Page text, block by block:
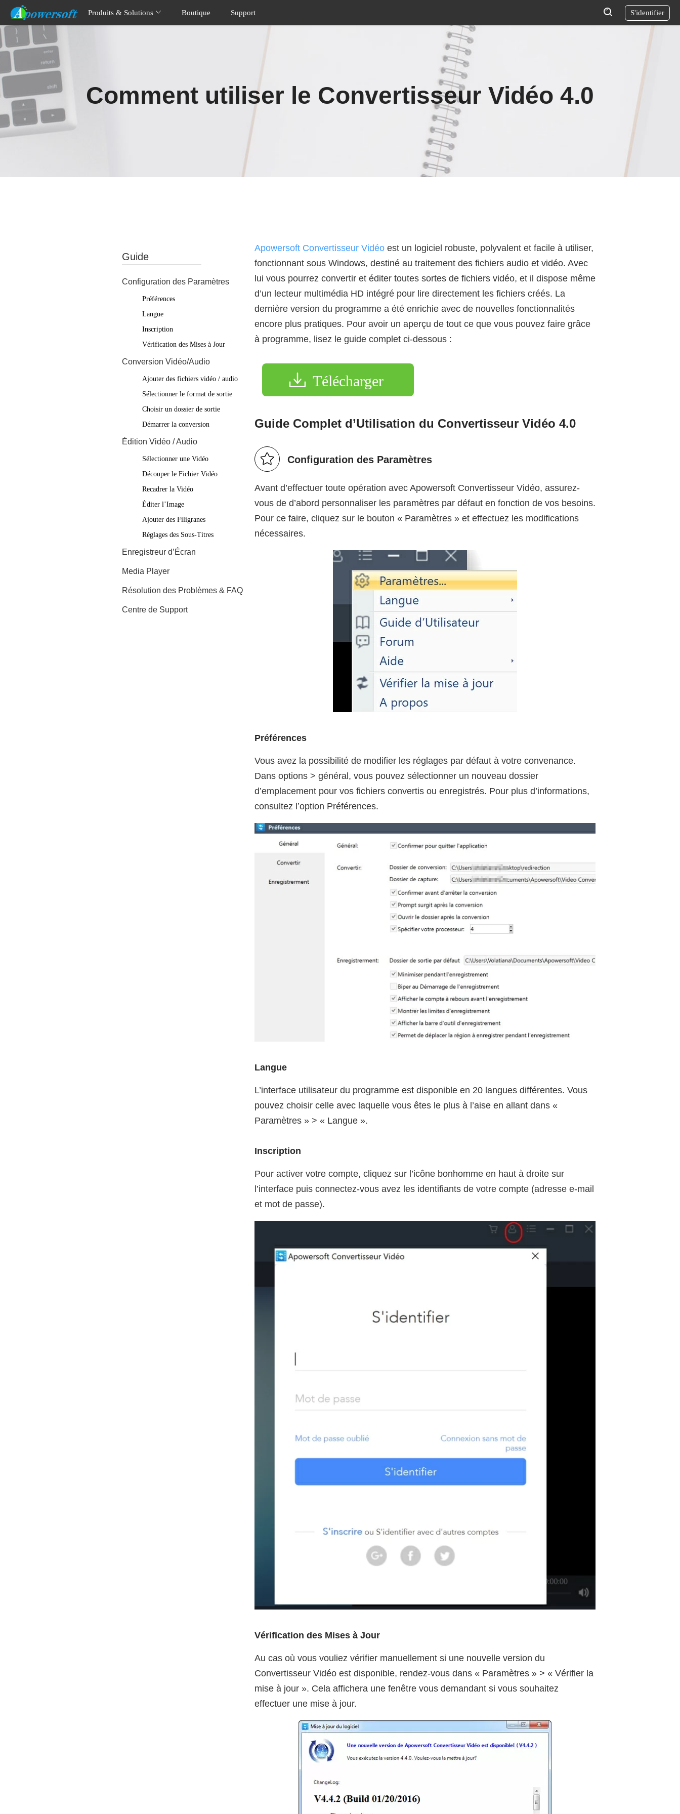
Produits & Solutions Boutique Support S'identifier
Comment utiliser le Convertisseur Vidéo 4.0
Guide
Configuration des Paramètres
Préférences
Langue
Inscription
Vérification des Mises à Jour
Conversion Vidéo/Audio
Ajouter des fichiers vidéo / audio
Sélectionner le format de sortie
Choisir un dossier de sortie
Démarrer la conversion
Édition Vidéo / Audio
Sélectionner une Vidéo
Découper le Fichier Vidéo
Recadrer la Vidéo
Éditer l’Image
Ajouter des Filigranes
Réglages des Sous-Titres
Enregistreur d’Écran
Media Player
Résolution des Problèmes & FAQ
Centre de Support
Apowersoft Convertisseur Vidéoest un logiciel robuste, polyvalent et facile à utiliser,
fonctionnant sous Windows, destiné au traitement des fichiers audio et vidéo. Avec
lui vous pourrez convertir et éditer toutes sortes de fichiers vidéo, et il dispose même
d’un lecteur multimédia HD intégré pour lire directement les fichiers créés. La
dernière version du programme a été enrichie avec de nouvelles fonctionnalités
encore plus pratiques. Pour avoir un aperçu de tout ce que vous pouvez faire grâce
à programme, lisez le guide complet ci-dessous :
Télécharger
Guide Complet d’Utilisation du Convertisseur Vidéo 4.0
Configuration des Paramètres
Avant d’effectuer toute opération avec Apowersoft Convertisseur Vidéo, assurez-
vous de d’abord personnaliser les paramètres par défaut en fonction de vos besoins.
Pour ce faire, cliquez sur le bouton « Paramètres » et effectuez les modifications
nécessaires.
Préférences
Vous avez la possibilité de modifier les réglages par défaut à votre convenance.
Dans options > général, vous pouvez sélectionner un nouveau dossier
d’emplacement pour vos fichiers convertis ou enregistrés. Pour plus d’informations,
consultez l’option Préférences.
Langue
L’interface utilisateur du programme est disponible en 20 langues différentes. Vous
pouvez choisir celle avec laquelle vous êtes le plus à l’aise en allant dans «
Paramètres » > « Langue ».
Inscription
Pour activer votre compte, cliquez sur l’icône bonhomme en haut à droite sur
l’interface puis connectez-vous avez les identifiants de votre compte (adresse e-mail
et mot de passe).
Vérification des Mises à Jour
Au cas où vous vouliez vérifier manuellement si une nouvelle version du
Convertisseur Vidéo est disponible, rendez-vous dans « Paramètres » > « Vérifier la
mise à jour ». Cela affichera une fenêtre vous demandant si vous souhaitez
effectuer une mise à jour.